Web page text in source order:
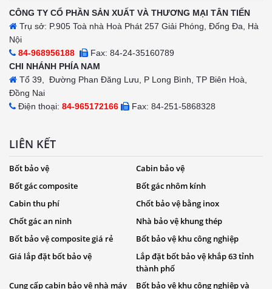
CÔNG TY CỔ PHẦN SẢN XUẤT VÀ THƯƠNG MẠI TÂN TIẾN
Trụ sở: P.905 Toà nhà Hoà Phát 257 Giải Phóng, Đống Đa, Hà
Nội
84-968956188
Fax: 84-24-35160789
CHI NHÁNH PHÍA NAM
Tổ 39, Đường Phan Đăng Lưu, P Long Bình, TP Biên Hoà,
Đồng Nai
Điện thoại: 84-965172166 Fax: 84-251-5868328
LIÊN KẾT
Bốt bảo vệ
Cabin bảo vệ
Bốt gác composite
Bốt gác nhôm kính
Cabin thu phí
Chốt bảo vệ bằng inox
Chốt gác an ninh
Nhà bảo vệ khung thép
Bốt bảo vệ composite giá rẻ
Bốt bảo vệ khu công nghiệp
Giá lắp đặt bốt bảo vệ
Lắp đặt bốt bảo vệ khắp 63 tỉnh
thành phố
Cung cấp cabin bảo vệ nhà máy Bốt bảo vệ khu công nghiệp và